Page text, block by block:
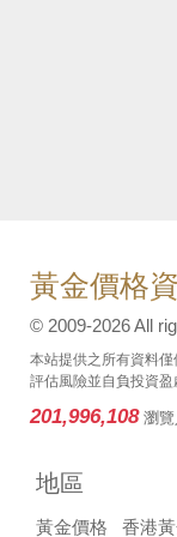
黃金價格
© 2009-2026 All
本站提供之所有資料
評估風險並自負投資盈
201,996,108 瀏
地區
黃金價格 香港